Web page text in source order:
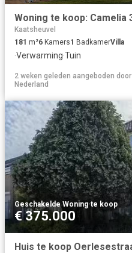
Kaatsheuvel
181 m²6 Kamers1 BadkamerVilla
·Verwarming·Tuin
2 weken geleden aangeboden door
Nederland
Geschakelde Woning·te koop
€ 375.000